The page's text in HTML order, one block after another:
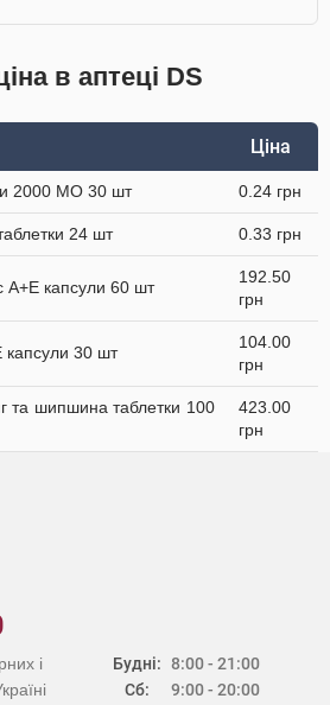
в аптеці DS
Ціна
2000 МО 30 шт 0.24 грн
24 шт 0.33 грн
А+Е капсули 60 шт
192.50
грн
капсули 30 шт
104.00
грн
та шипшина таблетки 100
423.00
грн
Будні:
Сб:
8:00 - 21:00
9:00 - 20:00
і